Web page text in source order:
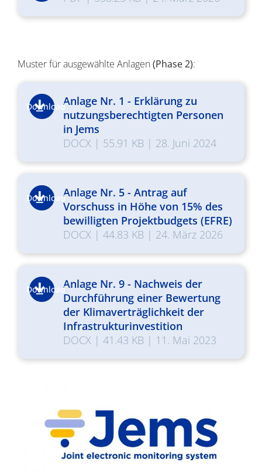
Muster für ausgewählte Anlagen(Phase 2):
DownloadAnlage Nr. 1 - Erklärung zu
nutzungsberechtigten Personen
in Jems
DOCX| 55.91 KB | 28. Juni 2024
DownloadAnlage Nr. 5 - Antrag auf
Vorschuss in Höhe von 15% des
bewilligten Projektbudgets (EFRE)
DOCX| 44.83 KB | 24. März 2026
DownloadAnlage Nr. 9 - Nachweis der
Durchführung einer Bewertung
der Klimaverträglichkeit der
Infrastrukturinvestition
DOCX| 41.43 KB | 11. Mai 2023